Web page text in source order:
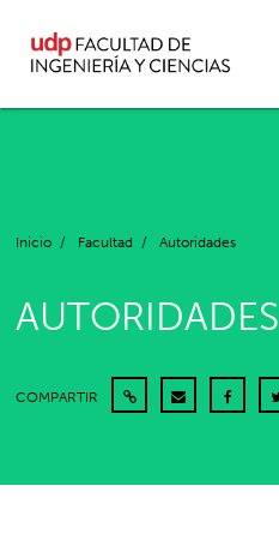
Inicio / Facultad / Autoridades
AUTORIDADES
COMPARTIR